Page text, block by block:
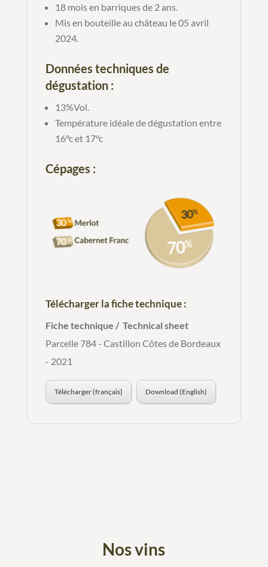
18 mois en barriques de 2 ans.
Mis en bouteille au château le 05 avril
2024.
Données techniques de
dégustation :
13%Vol.
Température idéale de dégustation entre
16°c et 17°c
Cépages :
Télécharger la fiche technique :
Fiche technique / Technical sheet
Parcelle 784 - Castillon Côtes de Bordeaux
- 2021
Télécharger (français) Download (English)
Nos vins